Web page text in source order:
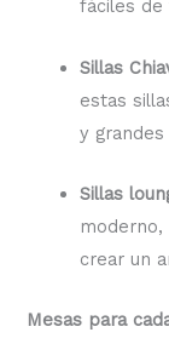
fáciles de
Sillas
estas
y
Sillas
crear un
Mesas para